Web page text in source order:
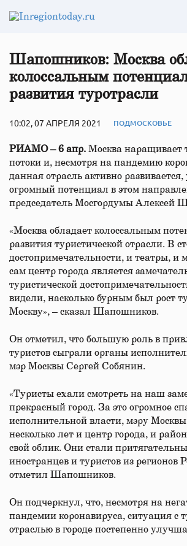
Шапошников: Москва
колоссальным
развития туротрасли
10:02, 07 АПРЕЛЯ 2021 ПОДМОСКОВЬЕ
РИАМО – 6 апр. Москва наращивает
потоки и, несмотря на пандемию
данная отрасль активно развивается,
огромный потенциал в этом
председатель Мосгордумы Алексей
«Москва обладает колоссальным
развития туристической отрасли. В
достопримечательности, и театры, и
сам центр города является
туристической
видели, насколько бурным был рост
Москву», – сказал Шапошников.
Он отметил, что большую роль в
туристов сыграли органы
мэр Москвы Сергей Собянин.
«Туристы ехали смотреть на наш
прекрасный город. За это огромное
исполнительной власти, мэру
несколько лет и центр города, и
свой облик. Они стали
иностранцев и туристов из регионов
отметил Шапошников.
Он подчеркнул, что, несмотря на
пандемии коронавируса, ситуация с
отраслью в городе постепенно